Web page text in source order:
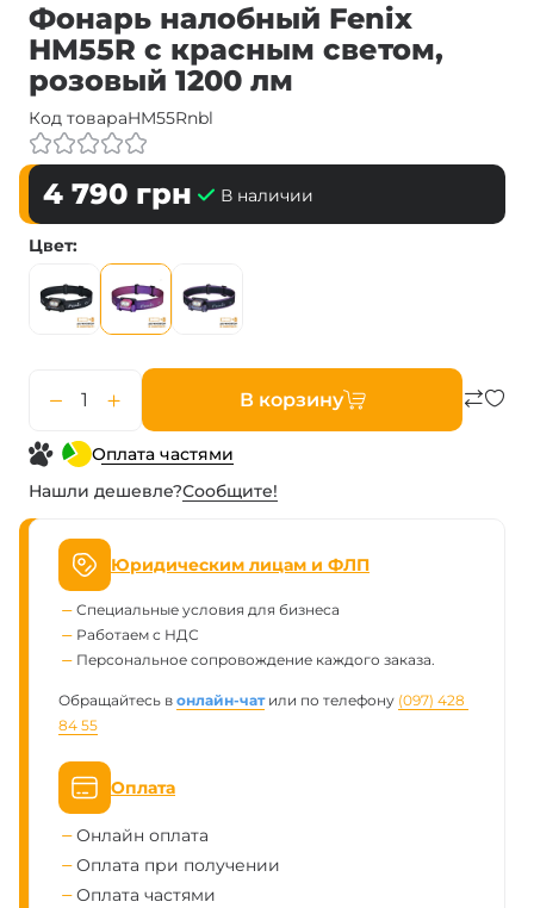
Фонарь налобный Fenix
HM55R с красным светом,
розовый 1200 лм
Код товараHM55Rnbl
4 790 грн В наличии
Цвет
В корзину
Оплата частями
Нашли дешевле?Сообщите!
Юридическим лицам и ФЛП
Специальные условия для бизнеса
Работаем с НДС
Персональное сопровождение каждого заказа.
Обращайтесь в онлайн-чатили по телефону (097) 428
84 55
Оплата
Онлайн оплата
Оплата при получении
Оплата частями